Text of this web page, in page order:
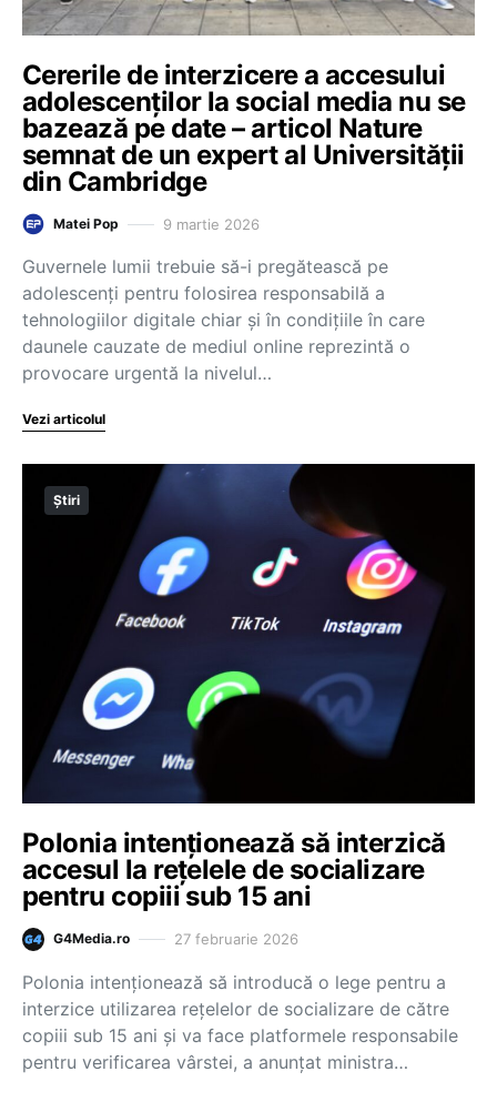
Cererile de interzicere a accesului
adolescenților la social media nu se
bazează pe date – articol Nature
semnat de un expert al Universității
din Cambridge
Matei Pop 9 martie 2026
Guvernele lumii trebuie să-i pregătească pe
adolescenți pentru folosirea responsabilă a
tehnologiilor digitale chiar și în condițiile în care
daunele cauzate de mediul online reprezintă o
provocare urgentă la nivelul…
Vezi articolul
Știri
Polonia intenţionează să interzică
accesul la reţelele de socializare
pentru copiii sub 15 ani
G4Media.ro 27 februarie 2026
Polonia intenţionează să introducă o lege pentru a
interzice utilizarea reţelelor de socializare de către
copiii sub 15 ani şi va face platformele responsabile
pentru verificarea vârstei, a anunţat ministra…